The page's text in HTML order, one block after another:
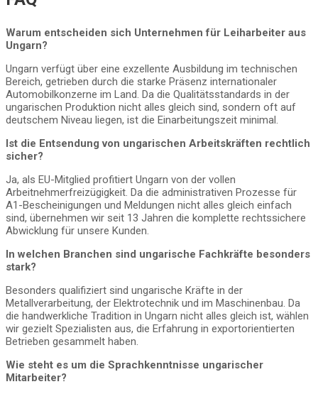
Warum entscheiden sich Unternehmen für Leiharbeiter aus
Ungarn?
Ungarn verfügt über eine exzellente Ausbildung im technischen
Bereich, getrieben durch die starke Präsenz internationaler
Automobilkonzerne im Land. Da die Qualitätsstandards in der
ungarischen Produktion nicht alles gleich sind, sondern oft auf
deutschem Niveau liegen, ist die Einarbeitungszeit minimal.
Ist die Entsendung von ungarischen Arbeitskräften rechtlich
sicher?
Ja, als EU-Mitglied profitiert Ungarn von der vollen
Arbeitnehmerfreizügigkeit. Da die administrativen Prozesse für
A1-Bescheinigungen und Meldungen nicht alles gleich einfach
sind, übernehmen wir seit 13 Jahren die komplette rechtssichere
Abwicklung für unsere Kunden.
In welchen Branchen sind ungarische Fachkräfte besonders
stark?
Besonders qualifiziert sind ungarische Kräfte in der
Metallverarbeitung, der Elektrotechnik und im Maschinenbau. Da
die handwerkliche Tradition in Ungarn nicht alles gleich ist, wählen
wir gezielt Spezialisten aus, die Erfahrung in exportorientierten
Betrieben gesammelt haben.
Wie steht es um die Sprachkenntnisse ungarischer
Mitarbeiter?